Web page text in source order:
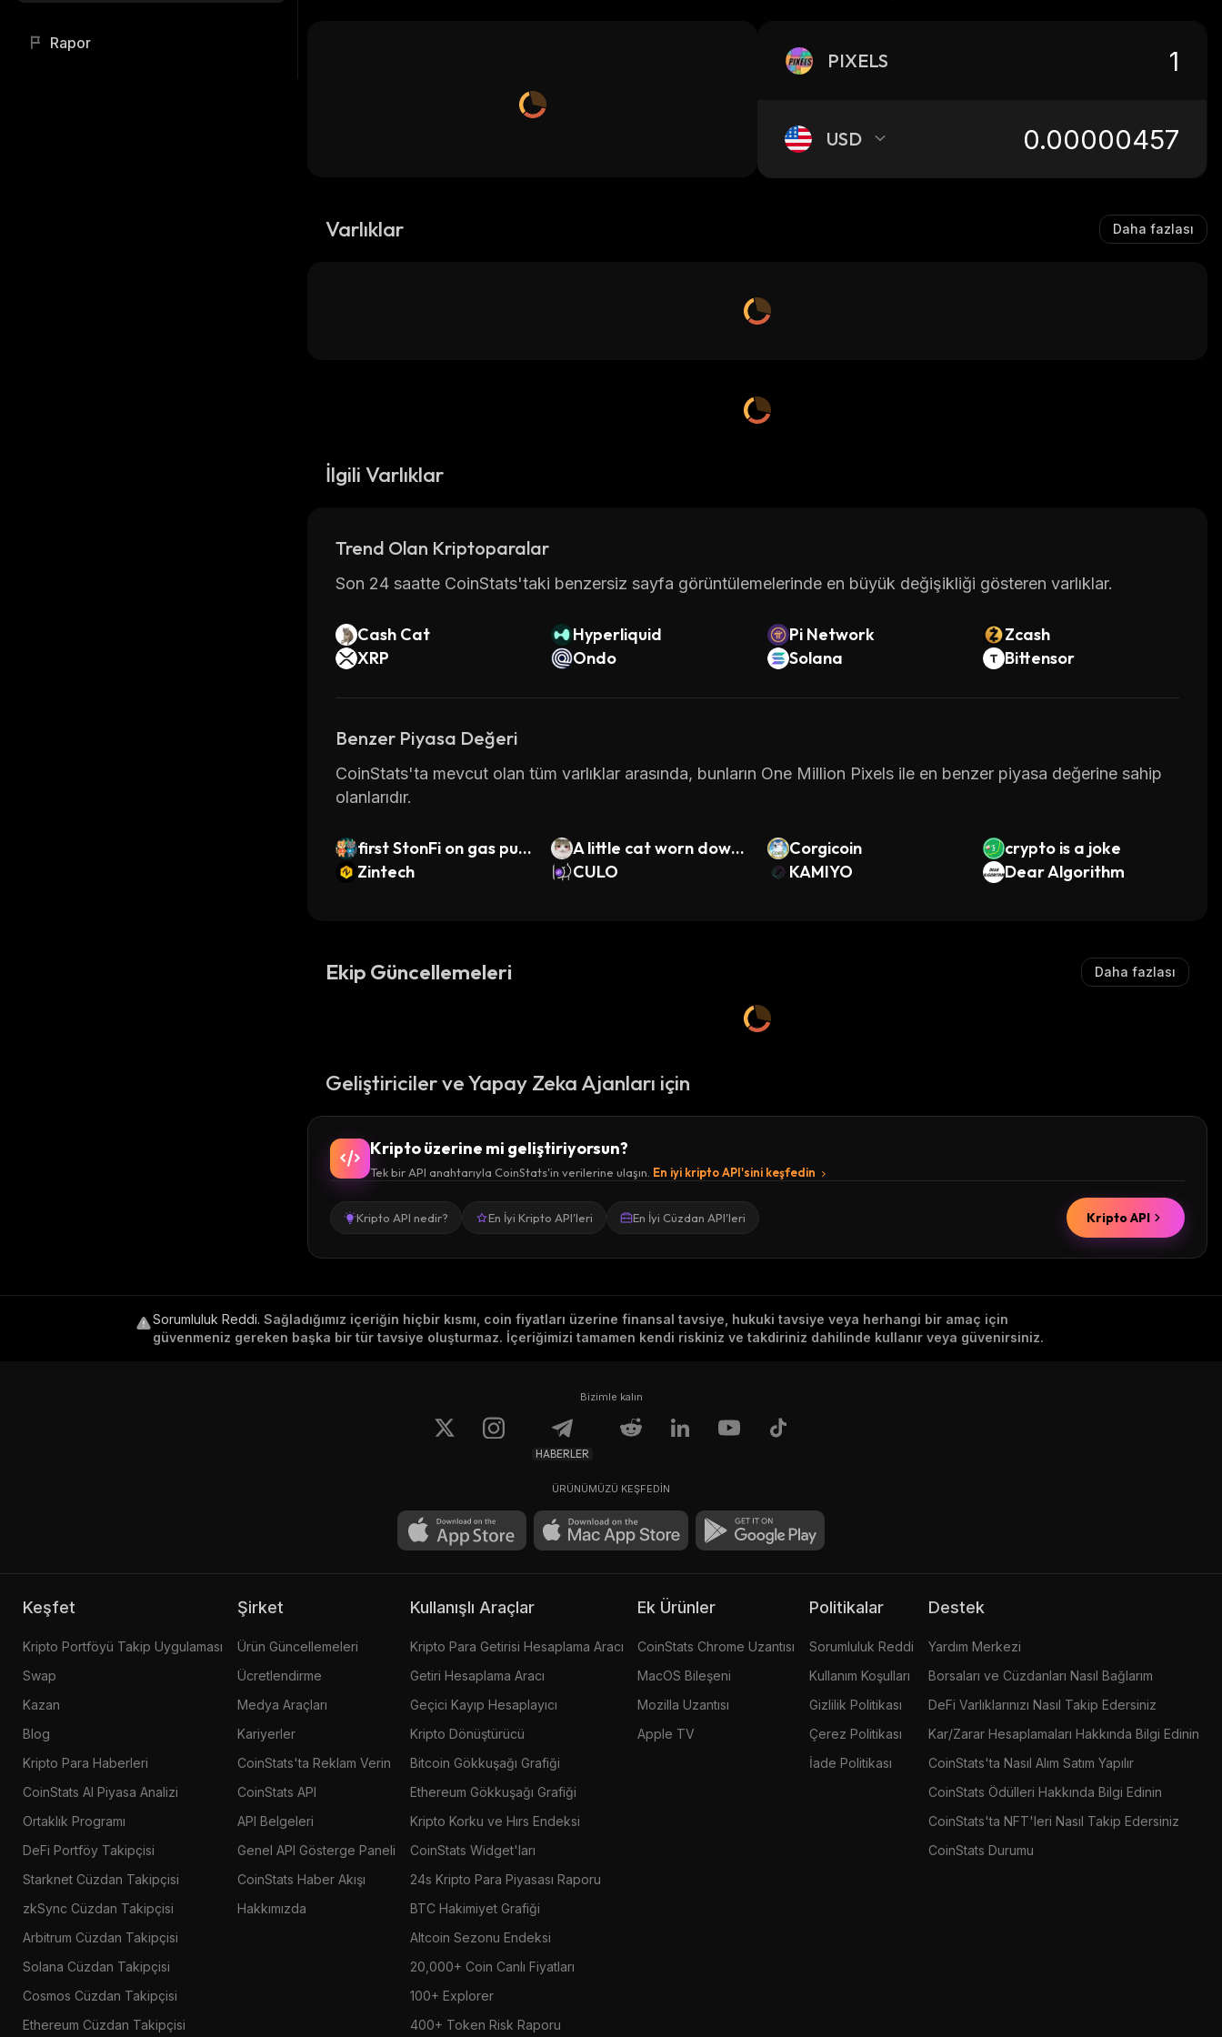
Rapor
PIXELS
USD
Varlıklar Daha fazlası
İlgili Varlıklar
Trend Olan Kriptoparalar
Son 24 saatte CoinStats'taki benzersiz sayfa görüntülemelerinde en büyük değişikliği gösteren varlıklar.
Cash Cat Hyperliquid Pi Network
Zcash
XRP
Ondo Solana Bittensor
Benzer Piyasa Değeri
CoinStats'ta mevcut olan tüm varlıklar arasında, bunların One Million Pixels ile en benzer piyasa değerine sahip
olanlarıdır.
first StonFi on gas pu
mp
A little cat worn down
by life.
Corgicoin
crypto is a joke
Zintech
CULO KAMIYO Dear Algorithm
Ekip Güncellemeleri Daha fazlası
Geliştiriciler ve Yapay Zeka Ajanları için
Kripto üzerine mi geliştiriyorsun?
Tek bir API anahtarıyla CoinStats'in verilerine ulaşın. En iyi kripto API'sini keşfedin
Kripto API nedir? En İyi Kripto API'leri En İyi Cüzdan API'leri Kripto API
Sorumluluk Reddi. Sağladığımız içeriğin hiçbir kısmı, coin fiyatları üzerine finansal tavsiye, hukuki tavsiye veya herhangi bir amaç için
güvenmeniz gereken başka bir tür tavsiye oluşturmaz. İçeriğimizi tamamen kendi riskiniz ve takdiriniz dahilinde kullanır veya güvenirsiniz.
Bizimle kalın
HABERLER
ÜRÜNÜMÜZÜ KEŞFEDİN
Keşfet
Kripto Portföyü Takip Uygulaması
Swap
Kazan
Blog
Kripto Para Haberleri
CoinStats AI Piyasa Analizi
Ortaklık Programı
DeFi Portföy Takipçisi
Starknet Cüzdan Takipçisi
zkSync Cüzdan Takipçisi
Arbitrum Cüzdan Takipçisi
Solana Cüzdan Takipçisi
Cosmos Cüzdan Takipçisi
Ethereum Cüzdan Takipçisi
Şirket
Ürün Güncellemeleri
Ücretlendirme
Medya Araçları
Kariyerler
CoinStats'ta Reklam Verin
CoinStats API
API Belgeleri
Genel API Gösterge Paneli
CoinStats Haber Akışı
Hakkımızda
Kullanışlı Araçlar
Kripto Para Getirisi Hesaplama Aracı
Getiri Hesaplama Aracı
Geçici Kayıp Hesaplayıcı
Kripto Dönüştürücü
Bitcoin Gökkuşağı Grafiği
Ethereum Gökkuşağı Grafiği
Kripto Korku ve Hırs Endeksi
CoinStats Widget'ları
24s Kripto Para Piyasası Raporu
BTC Hakimiyet Grafiği
Altcoin Sezonu Endeksi
20,000+ Coin Canlı Fiyatları
100+ Explorer
400+ Token Risk Raporu
Ek Ürünler
CoinStats Chrome Uzantısı
MacOS Bileşeni
Mozilla Uzantısı
Apple TV
Politikalar
Sorumluluk Reddi
Kullanım Koşulları
Gizlilik Politikası
Çerez Politikası
İade Politikası
Destek
Yardım Merkezi
Borsaları ve Cüzdanları Nasıl Bağlarım
DeFi Varlıklarınızı Nasıl Takip Edersiniz
Kar/Zarar Hesaplamaları Hakkında Bilgi Edinin
CoinStats'ta Nasıl Alım Satım Yapılır
CoinStats Ödülleri Hakkında Bilgi Edinin
CoinStats'ta NFT'leri Nasıl Takip Edersiniz
CoinStats Durumu